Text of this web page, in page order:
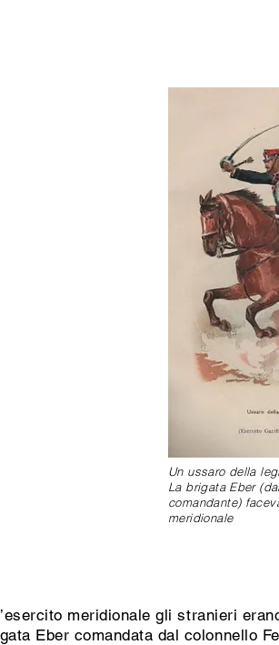
Un ussaro della
La brigata Eber
comandante)
meridionale
meridionale gli stranieri
Eber comandata dal colonnello